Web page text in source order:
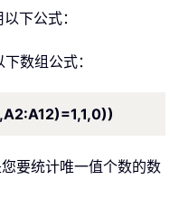
下公式：
数组公式：
要统计唯一值个数的数